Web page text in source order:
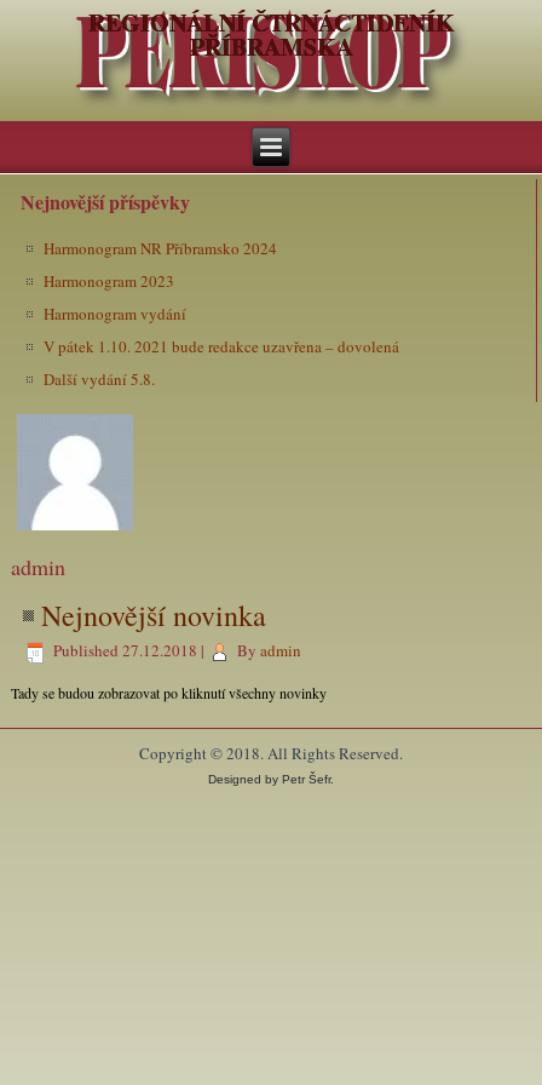
REGIONÁLNÍ ČTRNÁCTIDENÍK
PŘÍBRAMSKA
Nejnovější příspěvky
Harmonogram NR Příbramsko 2024
Harmonogram 2023
Harmonogram vydání
V pátek 1.10. 2021 bude redakce uzavřena – dovolená
Další vydání 5.8.
admin
Nejnovější novinka
Published 27.12.2018 | By admin
Tady se budou zobrazovat po kliknutí všechny novinky
Copyright © 2018. All Rights Reserved.
Designed by Petr Šefr.